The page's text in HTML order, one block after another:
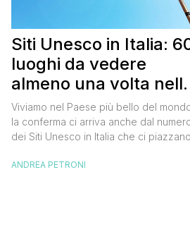
Siti Unesco in Italia:
luoghi da vedere
almeno una volta
vita
Viviamo nel Paese più bello del
la conferma ci arriva anche dal
dei Siti Unesco in Italia che ci
World Heritage List per le bellezze che
ANDREA PETRONI